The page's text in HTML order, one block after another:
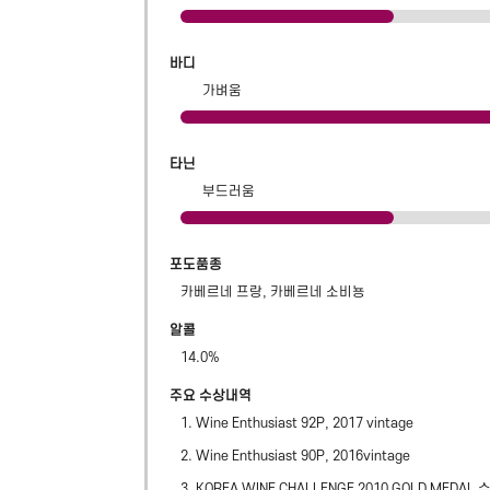
바디
가벼움
타닌
부드러움
포도품종
카베르네 프랑, 카베르네 소비뇽
알콜
14.0%
주요 수상내역
1. Wine Enthusiast 92P, 2017 vintage
2. Wine Enthusiast 90P, 2016vintage